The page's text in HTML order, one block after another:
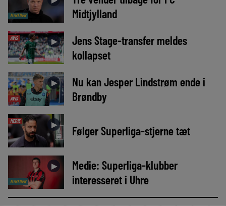
NYHEDER
Midtjylland
AVIS ►
Jens Stage-transfer meldes
kollapset
AVIS
►
Nu kan Jesper Lindstrøm ende i
Brøndby
MEDIE ► Følger Superliga-stjerne tæt
NYHEDER
►
Medie: Superliga-klubber
interesseret i Uhre